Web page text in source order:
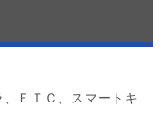
ＥＴＣ、スマートキ